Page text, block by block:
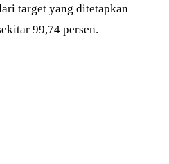
target yang ditetapkan
99,74 persen.